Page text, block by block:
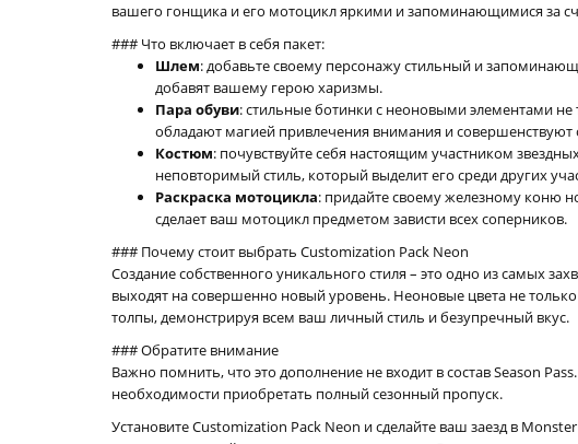
вашего гонщика и его мотоцикл яркими и запоминающимися за
### Что включает в себя пакет:
Шлем: добавьте своему персонажу стильный и
добавят вашему герою харизмы.
Пара обуви: стильные ботинки с неоновыми элементами
обладают магией привлечения внимания и совершенствуют
Костюм: почувствуйте себя настоящим участником
неповторимый стиль, который выделит его среди других
Раскраска мотоцикла: придайте своему железному коню
сделает ваш мотоцикл предметом зависти всех соперников.
### Почему стоит выбрать Customization Pack Neon
Создание собственного уникального стиля – это одно из самых
выходят на совершенно новый уровень. Неоновые цвета не
толпы, демонстрируя всем ваш личный стиль и безупречный вкус.
### Обратите внимание
Важно помнить, что это дополнение не входит в состав Season
необходимости приобретать полный сезонный пропуск.
Установите Customization Pack Neon и сделайте ваш заезд в